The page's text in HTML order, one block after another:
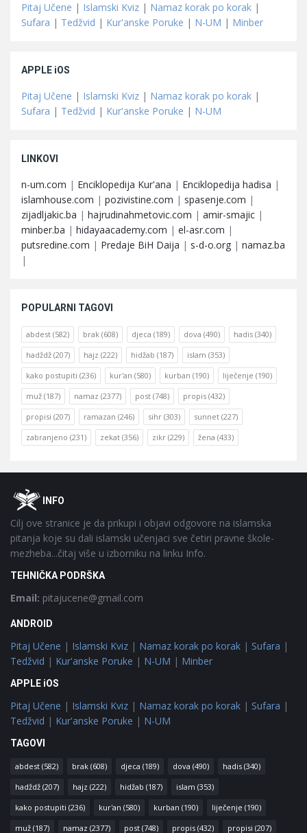
Pitaj Učene | Islamski Kviz | Namaz korak po korak |
Sufara | Tedžvid | Kur'anske Poruke | N-UM | Minber
APPLE iOS
Pitaj Učene | Islamski Kviz | Namaz korak po korak |
Sufara | Tedžvid | Kur'anske Poruke | N-UM
LINKOVI
n-um.com | Enciklopedija Kur'ana | Enciklopedija hadisa |
islamhouse.com | pozivistine.com | spasenje.com |
zijadljakic.ba | hajrudinahmetovic.com | amir-smajic |
minber.ba | hidayaacademy.com | el-asr.com |
putsredine.com | Predaje BiH Daija | s-d-o.org | namaz.ba
|
POPULARNI TAGOVI
abdest (582) brak (608) djeca (189) dova (490) hadis (340)
hadždž (207) hajz (222) hidžab (187) islam (353)
kako postupiti (236) kur'an (580) kurban (190) liječenje (190)
muž (187) namaz (2377) post (748) propis (432)
propisi (207) ramazan (246) sihr (303) sunnet (227)
zabranjeno (231) zekat (356) zikr (229) žena (433)
FooterOINFO
Cilj ove stranice je da prikupi i objavi odgovore na islamska
pitanja koje su dali islamski učenjaci sve četiri pravne škole-
mezheba...čitaj više u izborniku na linku Info.
TEHNIČKA PODRŠKA
Email: pitajucene@gmail.com
ANDROID
Pitaj Učene | Islamski Kviz | Namaz korak po korak | Sufara |
Tedžvid | Kur'anske Poruke | N-UM | Minber
APPLE iOS
Pitaj Učene | Islamski Kviz | Namaz korak po korak | Sufara |
Tedžvid | Kur'anske Poruke | N-UM
TAGOVI
abdest (582) brak (608) djeca (189) dova (490) hadis (340)
hadždž (207) hajz (222) hidžab (187) islam (353)
kako postupiti (236) kur'an (580) kurban (190) liječenje (190)
muž (187) namaz (2377) post (748) propis (432) propisi (207)